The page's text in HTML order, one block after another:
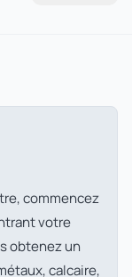
commencez
votre
obtenez un
calcaire,